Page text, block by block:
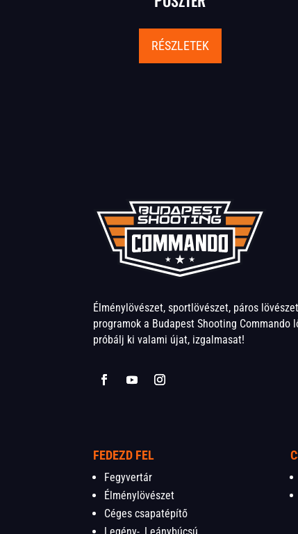
RÉSZLETEK
Élménylövészet, sportlövészet, páros
programok a Budapest Shooting Commando
próbálj ki valami újat, izgalmasat!
FEDEZD FEL
Fegyvertár
Élménylövészet
Céges csapatépítő